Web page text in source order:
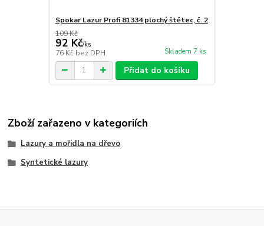
Spokar Lazur Profi 81334 plochý štětec, č. 2
109 Kč
92 Kč/ks
76 Kč bez DPH Skladem 7 ks
Přidat do košíku
Zboží zařazeno v kategoriích
Lazury a mořidla na dřevo
Syntetické lazury